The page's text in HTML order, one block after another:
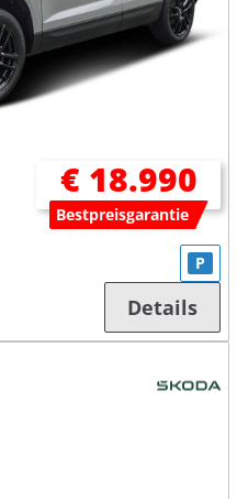
€ 18.990
Bestpreisgarantie
P
Details